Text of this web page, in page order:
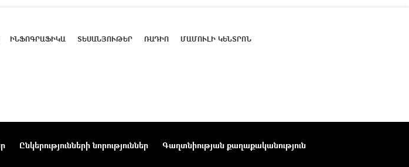
ԻՆՖՈԳՐԱՖԻԿԱ ՏԵՍԱՆՅՈՒԹԵՐ ՌԱԴԻՈ ՄԱՄՈՒԼԻ ԿԵՆՏՐՈՆ
Ընկերությունների նորություններ
Գաղտնիության քաղաքականություն